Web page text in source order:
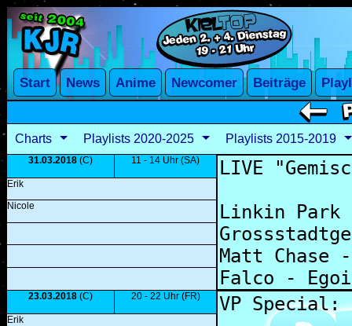
Charts Playlists 2020-2025 Playlists 2015-2019
31.03.2018 (C) 11 - 14 Uhr (SA)
Erik
Nicole
23.03.2018 (C) 20 - 22 Uhr (FR)
Erik